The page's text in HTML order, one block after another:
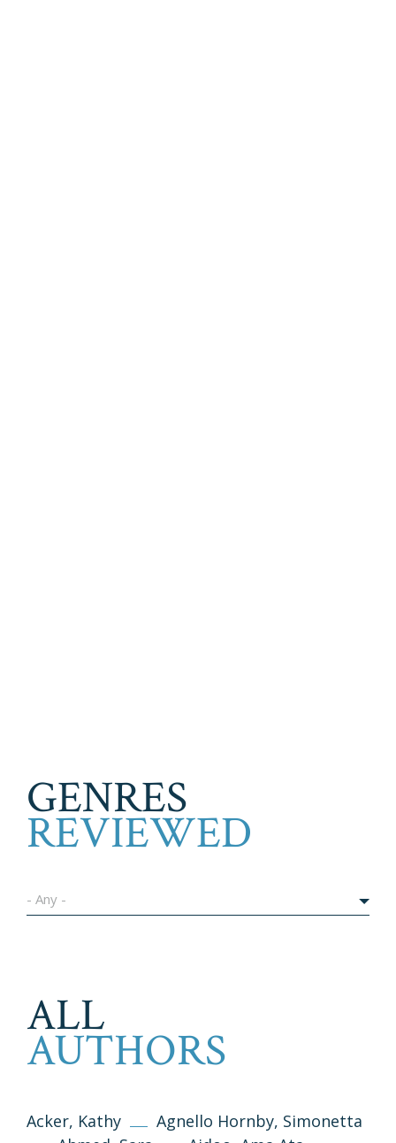
GENRES
REVIEWED
- Any -
ALL
AUTHORS
Acker, Kathy
Agnello Hornby, Simonetta